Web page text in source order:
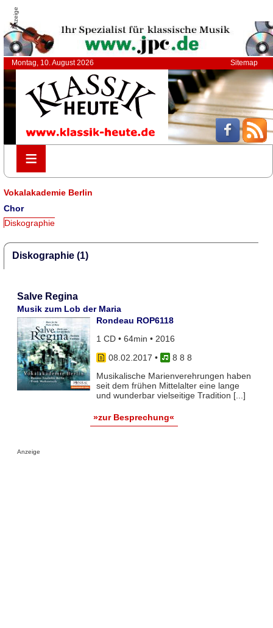
Anzeige
Montag, 10. August 2026 Sitemap
≡
≡
Vokalakademie Berlin
Chor
Diskographie
Diskographie (1)
Salve Regina
Musik zum Lob der Maria
Rondeau ROP6118
1 CD • 64min • 2016
08.02.2017 •
8 8 8
Musikalische Marienverehrungen haben
seit dem frühen Mittelalter eine lange
und wunderbar vielseitige Tradition [...]
»zur Besprechung«
Anzeige